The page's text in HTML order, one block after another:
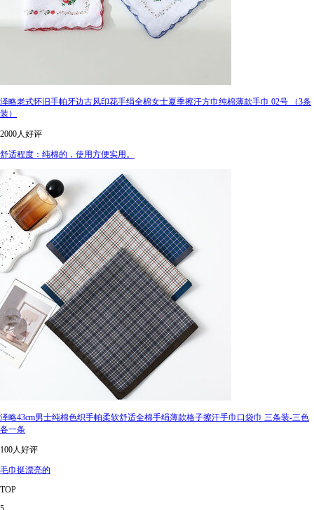
泽略老式怀旧手帕牙边古风印花手绢全棉女士夏季擦汗方巾纯棉薄款手巾 02号 （3条
装）
2000人好评
舒适程度：纯棉的，使用方便实用。
泽略43cm男士纯棉色织手帕柔软舒适全棉手绢薄款格子擦汗手巾口袋巾 三条装-三色
各一条
100人好评
毛巾挺漂亮的
TOP